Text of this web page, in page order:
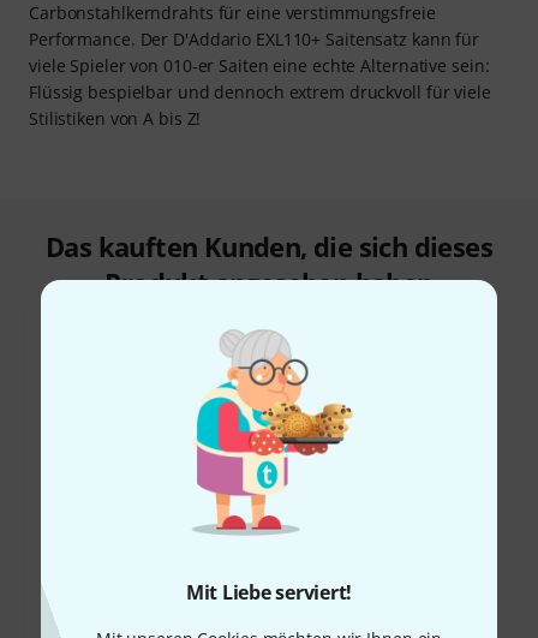
Mit Liebe serviert!
Carbonstahlkerndrahts für eine verstimmungsfreie
Performance. Der D'Addario EXL110+ Saitensatz kann für
viele Spieler von 010-er Saiten eine echte Alternative sein:
Flüssig bespielbar und dennoch extrem druckvoll für viele
Stilistiken von A bis Z!
Das kauften Kunden, die sich dieses
Produkt angesehen haben
70%
GENAU DIESES PRODUKT